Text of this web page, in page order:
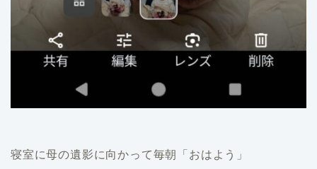
寝室に母の遺影に向かって毎朝「おはよう」